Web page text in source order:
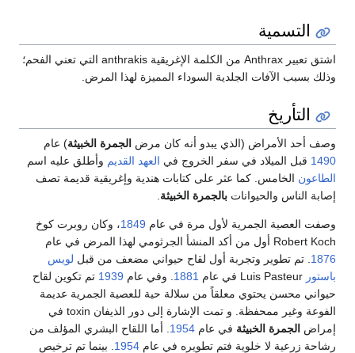
التسمية
اشتق تعبير Anthrax من الكلمة الإغريقية anthrakis التي تعني الفحم؛
وذلك بسبب الآفات الجلدية السوداء المميزة لهذا المرض.
التأريخ
وصف أحد الأمراض (الذي يبدو أنه كان مرض الجمرة الخبيثة) عام
1490 قبل الميلاد في سفر الخروج في العهد القديم وأطلق عليه اسم
الطاعون الخامس. كما عثر على كتابات هندية وإغريقية قديمة تصف
إصابة الناس والحيوانات بالجمرة الخبيثة
وصفت العصية الجمرية لأول مرة في عام 1849، وكان روبرت كوخ
Robert Koch أول من أكد المنشأ الجرثومي لهذا المرض في عام
1876 . تم تطوير وتجربة أول لقاح حيواني مضعف من قبل لويس
باستور
1881 . وفي عام 1939 تم تكوين لقاح
حيواني محسن يحتوي معلقاً من سلالة حية للعصية الجمرية عديمة
الفوعة وغير ممحفظة. و تمت الإشارة إلى دور الذيفان toxin في
إمراض الجمرة الخبيثة في عام 1954 . أما اللقاح البشري المؤلف من
رشاحة زرعية لا خلوية فتم تطويره في عام 1954 . بينما تم ترخيص